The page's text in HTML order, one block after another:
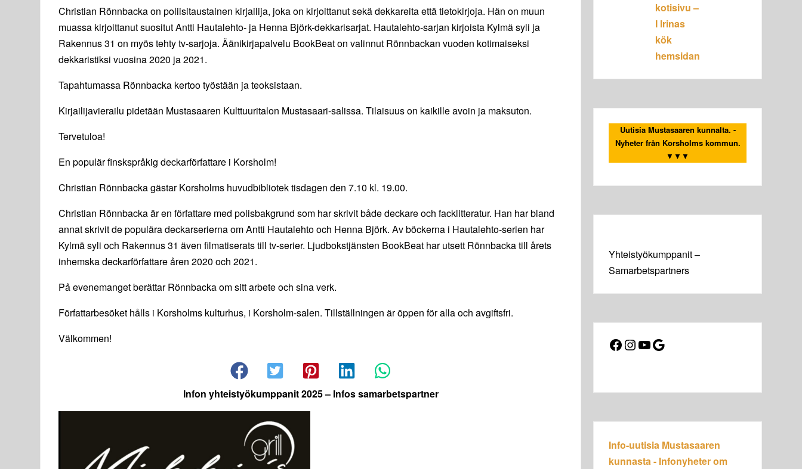
Christian Rönnbacka on poliisitaustainen kirjailija, joka on kirjoittanut sekä dekkareita että tietokirjoja. Hän on muun
muassa kirjoittanut suositut Antti Hautalehto- ja Henna Björk-dekkarisarjat. Hautalehto-sarjan kirjoista Kylmä syli ja
Rakennus 31 on myös tehty tv-sarjoja. Äänikirjapalvelu BookBeat on valinnut Rönnbackan vuoden kotimaiseksi
dekkaristiksi vuosina 2020 ja 2021.
Tapahtumassa Rönnbacka kertoo työstään ja teoksistaan.
Kirjailijavierailu pidetään Mustasaaren Kulttuuritalon Mustasaari-salissa. Tilaisuus on kaikille avoin ja maksuton.
Tervetuloa!
En populär finskspråkig deckarförfattare i Korsholm!
Christian Rönnbacka gästar Korsholms huvudbibliotek tisdagen den 7.10 kl. 19.00.
Christian Rönnbacka är en författare med polisbakgrund som har skrivit både deckare och facklitteratur. Han har bland
annat skrivit de populära deckarserierna om Antti Hautalehto och Henna Björk. Av böckerna i Hautalehto-serien har
Kylmä syli och Rakennus 31 även filmatiserats till tv-serier. Ljudbokstjänsten BookBeat har utsett Rönnbacka till årets
inhemska deckarförfattare åren 2020 och 2021.
På evenemanget berättar Rönnbacka om sitt arbete och sina verk.
Författarbesöket hålls i Korsholms kulturhus, i Korsholm-salen. Tillställningen är öppen för alla och avgiftsfri.
Välkommen!
Infon yhteistyökumppanit 2025 – Infos samarbetspartner
kotisivu –
I Irinas
kök
hemsidan
Uutisia Mustasaaren kunnalta. -
Nyheter från Korsholms kommun.
▼▼▼
Yhteistyökumppanit –
Samarbetspartners
Facebook
Instagram
YouTube
Google
Info-uutisia Mustasaaren
kunnasta - Infonyheter om